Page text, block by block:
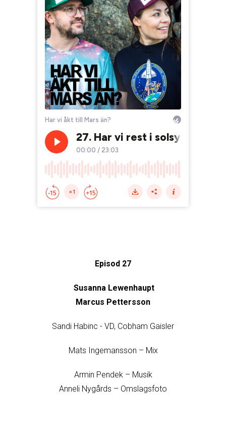
Episod 27
Susanna Lewenhaupt
Marcus Pettersson
Sandi Habinc - VD, Cobham Gaisler
Mats Ingemansson – Mix
Armin Pendek – Musik
Anneli Nygårds – Omslagsfoto